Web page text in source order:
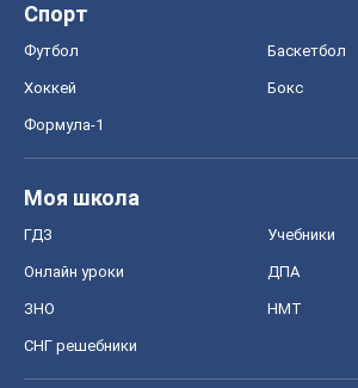
Спорт
Футбол Баскетбол
Хоккей Бокс
Формула-1
Моя школа
ГДЗ Учебники
Онлайн уроки ДПА
ЗНО НМТ
СНГ решебники